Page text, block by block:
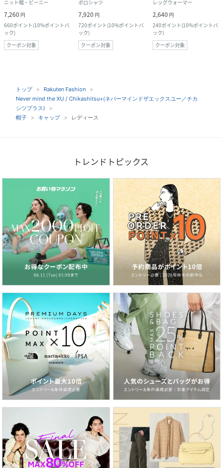
ニット帽・ビーニー
7,260 円
660ポイント(10%ポイントバ
ック)
クーポン対象
ポロシャツ
7,920 円
720ポイント(10%ポイントバ
ック)
クーポン対象
レッグウォーマー
2,640 円
240ポイント(10%ポイントバ
ック)
クーポン対象
トップ
Rakuten Fashion
Never mind the XU / Chikashitsu+(ネバーマインドザエックスユー／チカ
シツプラス)
帽子
キャップ レディース
トレンドトピックス